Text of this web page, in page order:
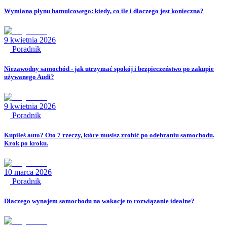
Wymiana płynu hamulcowego: kiedy, co ile i dlaczego jest konieczna?
9 kwietnia 2026
Poradnik
Niezawodny samochód - jak utrzymać spokój i bezpieczeństwo po zakupie
używanego Audi?
9 kwietnia 2026
Poradnik
Kupiłeś auto? Oto 7 rzeczy, które musisz zrobić po odebraniu samochodu.
Krok po kroku.
10 marca 2026
Poradnik
Dlaczego wynajem samochodu na wakacje to rozwiązanie idealne?